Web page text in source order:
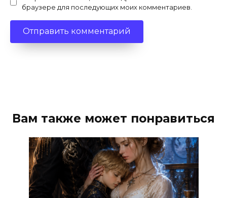
браузере для последующих моих комментариев.
Вам также может понравиться